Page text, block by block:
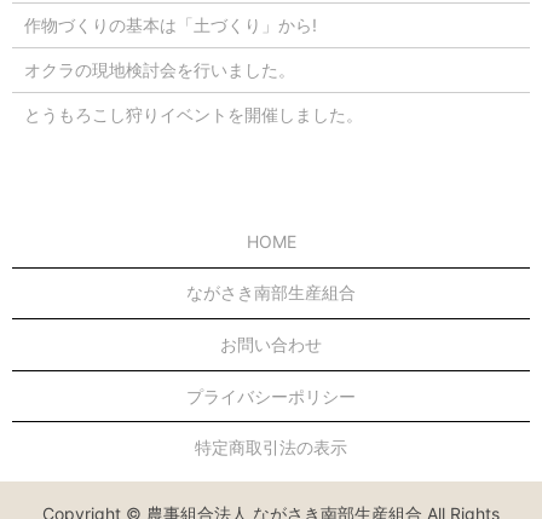
作物づくりの基本は「土づくり」から!
オクラの現地検討会を行いました。
とうもろこし狩りイベントを開催しました。
HOME
ながさき南部生産組合
お問い合わせ
プライバシーポリシー
特定商取引法の表示
Copyright © 農事組合法人 ながさき南部生産組合 All Rights